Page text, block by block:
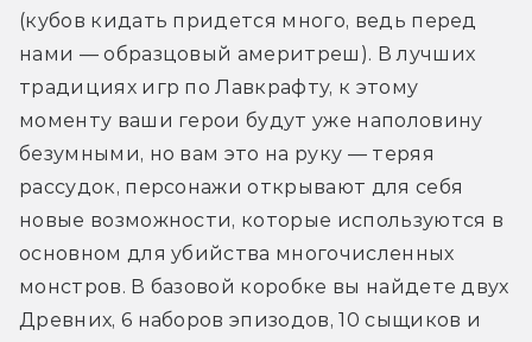
(кубов кидать придется много, ведь перед
нами — образцовый америтреш). В лучших
традициях игр по Лавкрафту, к этому
моменту ваши герои будут уже наполовину
безумными, но вам это на руку — теряя
рассудок, персонажи открывают для себя
новые возможности, которые используются в
основном для убийства многочисленных
монстров. В базовой коробке вы найдете двух
Древних, 6 наборов эпизодов, 10 сыщиков и